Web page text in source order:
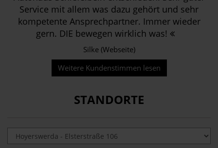
Service mit allem was dazu gehört und sehr
kompetente Ansprechpartner. Immer wieder
gern. DIE bewegen wirklich was!
Silke (Webseite)
Weitere Kundenstimmen lesen
STANDORTE